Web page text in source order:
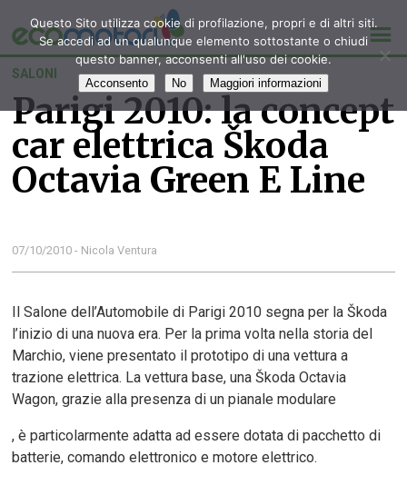
SALONI
Parigi 2010: la concept
car elettrica Škoda
Octavia Green E Line
07/10/2010 - Nicola Ventura
Il Salone dell’Automobile di Parigi 2010 segna per la Škoda
l’inizio di una nuova era. Per la prima volta nella storia del
Marchio, viene presentato il prototipo di una vettura a
trazione elettrica. La vettura base, una Škoda Octavia
Wagon, grazie alla presenza di un pianale modulare
, è particolarmente adatta ad essere dotata di pacchetto di
batterie, comando elettronico e motore elettrico.
Questo Sito utilizza cookie di profilazione, propri e di altri siti.
Se accedi ad un qualunque elemento sottostante o chiudi
questo banner, acconsenti all'uso dei cookie.
Acconsento No Maggiori informazioni